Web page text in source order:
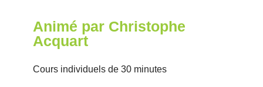
Animé par Christophe
Acquart
Cours individuels de 30 minutes